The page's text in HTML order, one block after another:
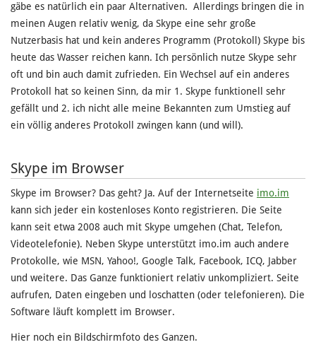
gäbe es natürlich ein paar Alternativen. Allerdings bringen die in
meinen Augen relativ wenig, da Skype eine sehr große
Nutzerbasis hat und kein anderes Programm (Protokoll) Skype bis
heute das Wasser reichen kann. Ich persönlich nutze Skype sehr
oft und bin auch damit zufrieden. Ein Wechsel auf ein anderes
Protokoll hat so keinen Sinn, da mir 1. Skype funktionell sehr
gefällt und 2. ich nicht alle meine Bekannten zum Umstieg auf
ein völlig anderes Protokoll zwingen kann (und will).
Skype im Browser
Skype im Browser? Das geht? Ja. Auf der Internetseite imo.im
kann sich jeder ein kostenloses Konto registrieren. Die Seite
kann seit etwa 2008 auch mit Skype umgehen (Chat, Telefon,
Videotelefonie). Neben Skype unterstützt imo.im auch andere
Protokolle, wie MSN, Yahoo!, Google Talk, Facebook, ICQ, Jabber
und weitere. Das Ganze funktioniert relativ unkompliziert. Seite
aufrufen, Daten eingeben und loschatten (oder telefonieren). Die
Software läuft komplett im Browser.
Hier noch ein Bildschirmfoto des Ganzen.